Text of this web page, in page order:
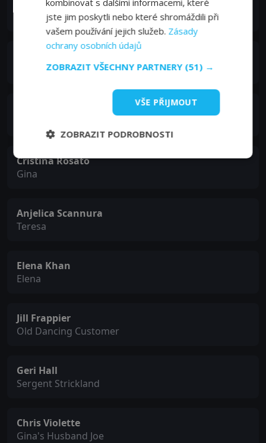
Vas Saranga
Amalia
Cristina Rosato
Gina
Anjelica Scannura
Teresa
Elena Khan
Elena
Jill Frappier
Old Dancing Customer
Geri Hall
Sergent Strickland
Chris Violette
Gina's Husband Joe
kombinovat s dalšími informacemi, které
jste jim poskytli nebo které shromáždili při
vašem používání jejich služeb. Zásady
ochrany osobních údajů
ZOBRAZIT VŠECHNY PARTNERY (51) →
VŠE PŘIJMOUT
ZOBRAZIT PODROBNOSTI